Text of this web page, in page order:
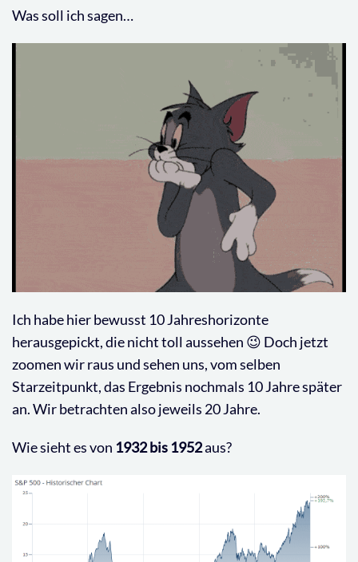
Was soll ich sagen…
Ich habe hier bewusst 10 Jahreshorizonte
herausgepickt, die nicht toll aussehen 😉 Doch jetzt
zoomen wir raus und sehen uns, vom selben
Starzeitpunkt, das Ergebnis nochmals 10 Jahre später
an. Wir betrachten also jeweils 20 Jahre.
Wie sieht es von 1932 bis 1952aus?